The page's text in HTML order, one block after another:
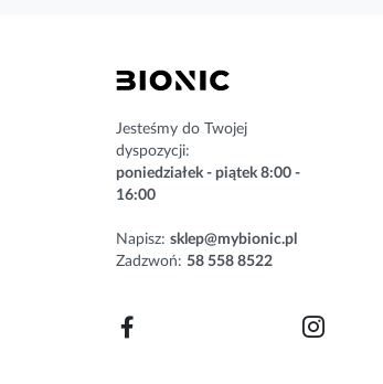
Jesteśmy do Twojej
dyspozycji:
poniedziałek - piątek 8:00 -
16:00
Napisz: sklep@mybionic.pl
Zadzwoń: 58 558 8522